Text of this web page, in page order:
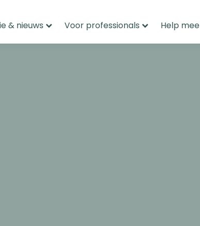
& nieuws Voor professionals Help mee